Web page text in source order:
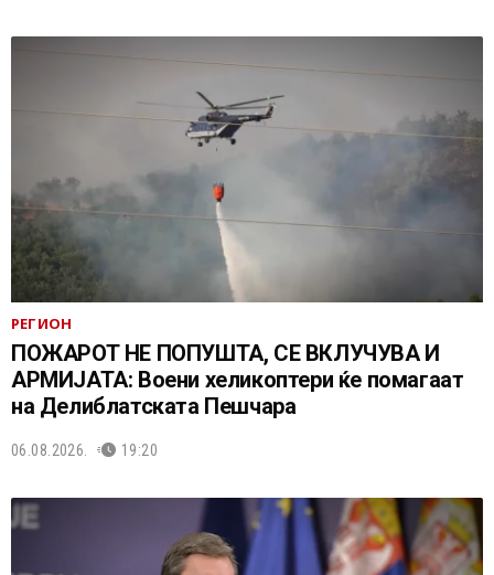
РЕГИОН
ПОЖАРОТ НЕ ПОПУШТА, СЕ ВКЛУЧУВА И
АРМИЈАТА: Воени хеликоптери ќе помагаат
на Делиблатската Пешчара
06.08.2026. 19:20